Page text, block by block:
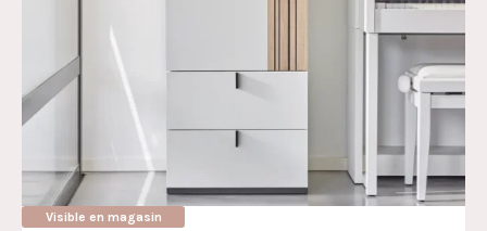
Visible en magasin